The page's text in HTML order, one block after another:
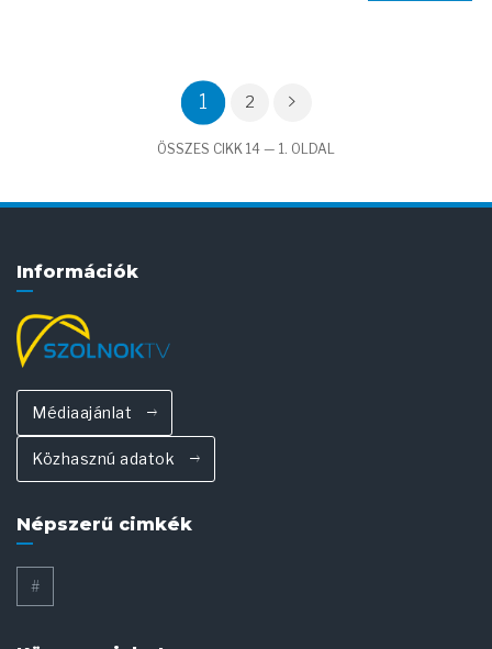
1 2
ÖSSZES CIKK 14 — 1. OLDAL
Információk
Médiaajánlat
Közhasznú adatok
Népszerű cimkék
#